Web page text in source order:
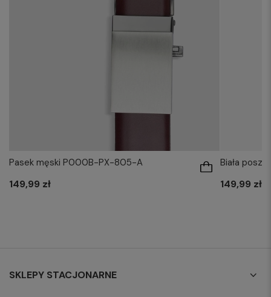
Pasek męski P000B-PX-805-A
149,99 zł
Biała
149,99 zł
SKLEPY STACJONARNE